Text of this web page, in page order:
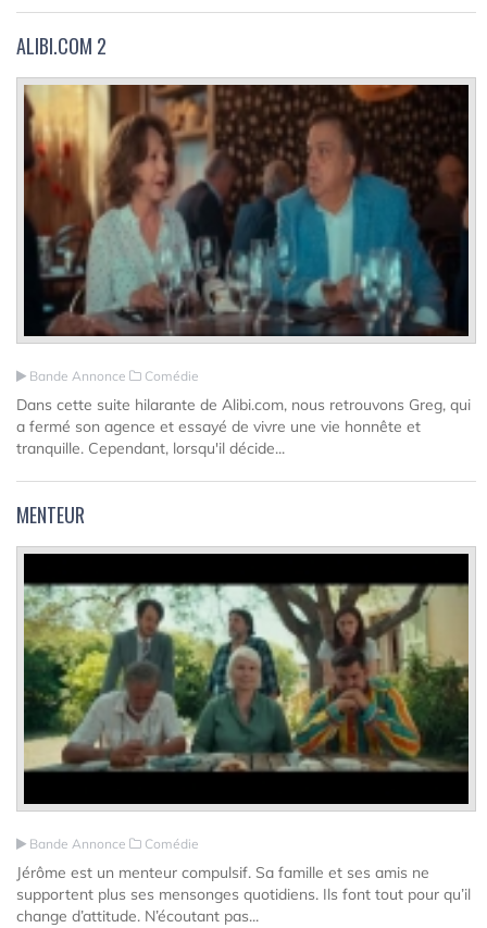
ALIBI.COM 2
Bande Annonce Comédie
Dans cette suite hilarante de Alibi.com, nous retrouvons Greg, qui
a fermé son agence et essayé de vivre une vie honnête et
tranquille. Cependant, lorsqu'il décide...
MENTEUR
Bande Annonce Comédie
Jérôme est un menteur compulsif. Sa famille et ses amis ne
supportent plus ses mensonges quotidiens. Ils font tout pour qu’il
change d’attitude. N’écoutant pas...